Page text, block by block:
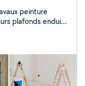
peinture